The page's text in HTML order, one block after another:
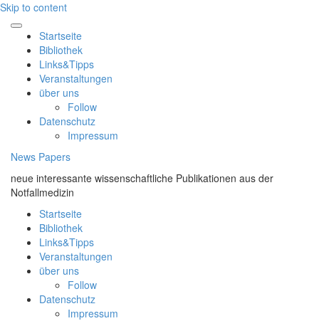
Skip to content
Startseite
Bibliothek
Links&Tipps
Veranstaltungen
über uns
Follow
Datenschutz
Impressum
News Papers
neue interessante wissenschaftliche Publikationen aus der
Notfallmedizin
Startseite
Bibliothek
Links&Tipps
Veranstaltungen
über uns
Follow
Datenschutz
Impressum